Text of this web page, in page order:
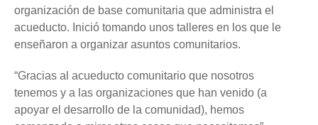
organización de base comunitaria que administra el
acueducto. Inició tomando unos talleres en los que le
enseñaron a organizar asuntos comunitarios.
“Gracias al acueducto comunitario que nosotros
tenemos y a las organizaciones que han venido (a
apoyar el desarrollo de la comunidad), hemos